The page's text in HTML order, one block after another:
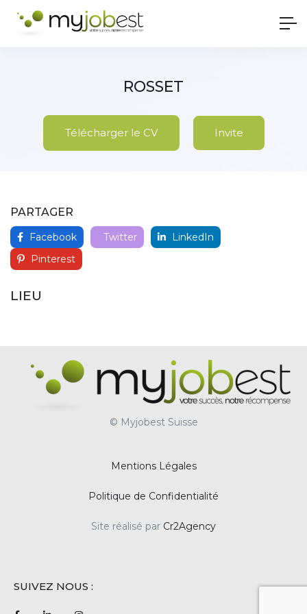
ROSSET
Télécharger le CV Invite
PARTAGER
Facebook Twitter
LinkedIn
Pinterest
LIEU
© Myjobest Suisse
Mentions Légales
Politique de Confidentialité
Site réalisé par Cr2Agency
SUIVEZ NOUS :